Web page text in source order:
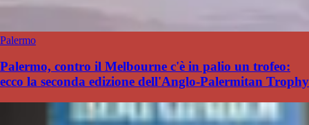
Palermo
Palermo, contro il Melbourne c'è in palio un trofeo:
ecco la seconda edizione dell'Anglo-Palermitan Trophy